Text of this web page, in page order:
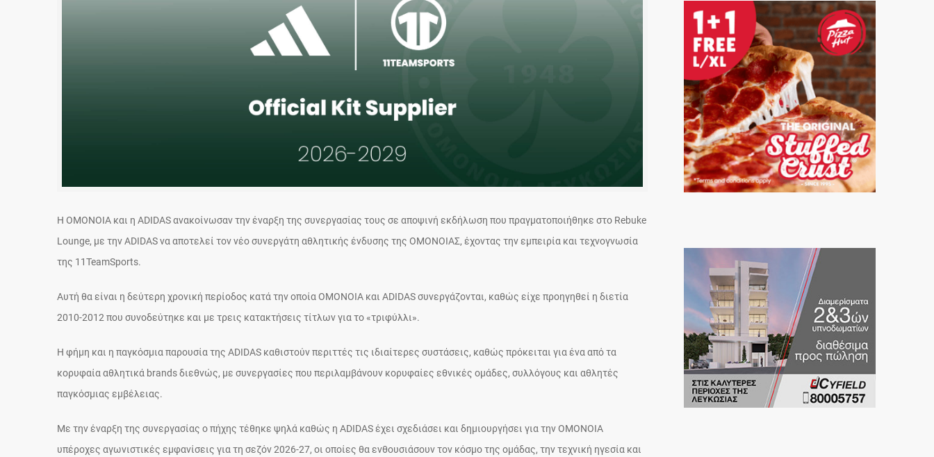
Η ΟΜΟΝΟΙΑ και η ADIDAS ανακοίνωσαν την έναρξη της συνεργασίας τους σε αποψινή εκδήλωση που πραγματοποιήθηκε στο Rebuke
Lounge, με την ADIDAS να αποτελεί τον νέο συνεργάτη αθλητικής ένδυσης της ΟΜΟΝΟΙΑΣ, έχοντας την εμπειρία και τεχνογνωσία
της 11TeamSports.
Αυτή θα είναι η δεύτερη χρονική περίοδος κατά την οποία ΟΜΟΝΟΙΑ και ADIDAS συνεργάζονται, καθώς είχε προηγηθεί η διετία
2010-2012 που συνοδεύτηκε και με τρεις κατακτήσεις τίτλων για το «τριφύλλι».
Η φήμη και η παγκόσμια παρουσία της ADIDAS καθιστούν περιττές τις ιδιαίτερες συστάσεις, καθώς πρόκειται για ένα από τα
κορυφαία αθλητικά brands διεθνώς, με συνεργασίες που περιλαμβάνουν κορυφαίες εθνικές ομάδες, συλλόγους και αθλητές
παγκόσμιας εμβέλειας.
Με την έναρξη της συνεργασίας ο πήχης τέθηκε ψηλά καθώς η ADIDAS έχει σχεδιάσει και δημιουργήσει για την ΟΜΟΝΟΙΑ
υπέροχες αγωνιστικές εμφανίσεις για τη σεζόν 2026-27, οι οποίες θα ενθουσιάσουν τον κόσμο της ομάδας, την τεχνική ηγεσία και